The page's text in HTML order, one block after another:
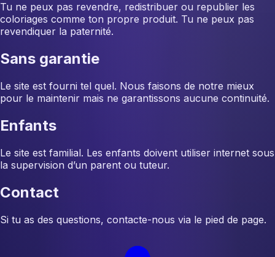
Tu ne peux pas revendre, redistribuer ou republier les
coloriages comme ton propre produit. Tu ne peux pas
revendiquer la paternité.
Sans garantie
Le site est fourni tel quel. Nous faisons de notre mieux
pour le maintenir mais ne garantissons aucune continuité.
Enfants
Le site est familial. Les enfants doivent utiliser internet sous
la supervision d’un parent ou tuteur.
Contact
Si tu as des questions, contacte-nous via le pied de page.